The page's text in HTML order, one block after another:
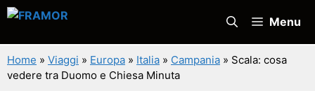
Vai
contenuto
Menu
Home » Viaggi » Europa » Italia » Campania » Scala: cosa
vedere tra Duomo e Chiesa Minuta